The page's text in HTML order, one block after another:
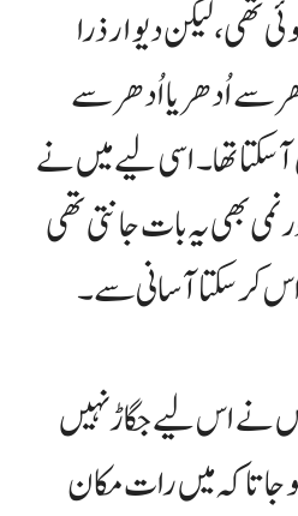
تھی، لیکن دیوار ذرا
سے اُدھر یا اُدھر سے
تھا۔ اسی لیے میں نے
نمی بھی یہ بات جانتی تھی
کر سکتا آسانی سے۔
نے اس لیے جگاڑ نہیں
ہو جاتا کہ میں رات مکان